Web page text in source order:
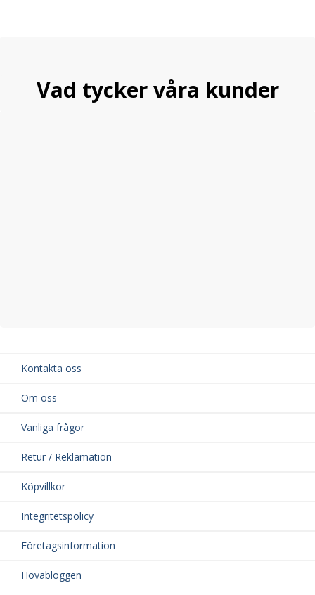
Vad tycker våra kunder
Kontakta oss
Om oss
Vanliga frågor
Retur / Reklamation
Köpvillkor
Integritetspolicy
Företagsinformation
Hovabloggen